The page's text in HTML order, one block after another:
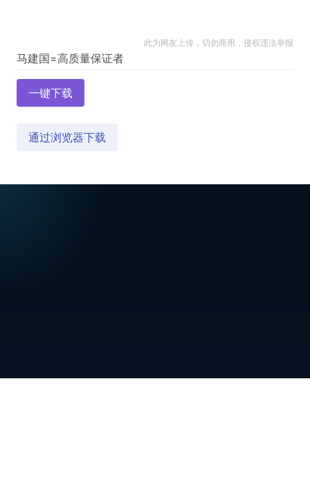
此为网友上传，切勿商用，侵权违法举报
一键下载
通过浏览器下载